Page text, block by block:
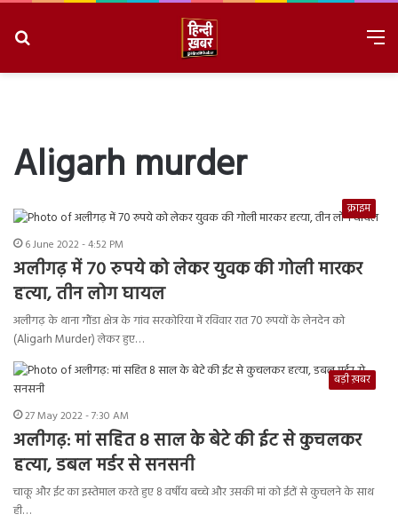
Aligarh murder
क्राइम
6 June 2022 - 4:52 PM
अलीगढ़ में 70 रुपये को लेकर युवक की गोली मारकर
हत्या, तीन लोग घायल
अलीगढ़ के थाना गौंडा क्षेत्र के गांव सरकोरिया में रविवार रात 70 रुपयों के लेनदेन को
(Aligarh Murder) लेकर हुए…
बड़ी ख़बर
27 May 2022 - 7:30 AM
अलीगढ़: मां सहित 8 साल के बेटे की ईट से कुचलकर
हत्या, डबल मर्डर से सनसनी
चाकू और ईट का इस्तेमाल करते हुए 8 वर्षीय बच्चे और उसकी मां को ईटों से कुचलने के साथ
ही…